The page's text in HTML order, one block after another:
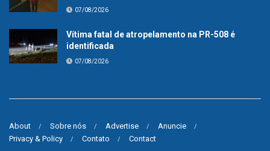
07/08/2026
Vítima fatal de atropelamento na PR-508 é
identificada
07/08/2026
About Sobre nós Advertise
Anuncie
Privacy & Policy
Contato Contact